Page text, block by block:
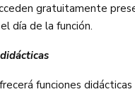
gratuitamente
día de la función.
funciones